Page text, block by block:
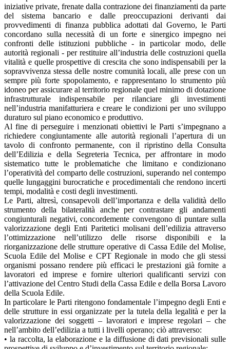
iniziative private, frenate dalla contrazione dei finanziamenti da parte
del sistema bancario e dalle preoccupazioni derivanti dai
provvedimenti di finanza pubblica adottati dal Governo, le Parti
concordano sulla necessità di un forte e sinergico impegno nei
confronti delle istituzioni pubbliche - in particolar modo, delle
autorità regionali - per restituire all’industria delle costruzioni quella
vitalità e quelle prospettive di crescita che sono indispensabili per la
sopravvivenza stessa delle nostre comunità locali, alle prese con un
sempre più forte spopolamento, e rappresentano lo strumento più
idoneo per assicurare al territorio regionale quel minimo di dotazione
infrastrutturale indispensabile per rilanciare gli investimenti
nell’industria manifatturiera e creare le condizioni per uno sviluppo
duraturo sul piano economico e produttivo.
Al fine di perseguire i menzionati obiettivi le Parti s’impegnano a
richiedere congiuntamente alle autorità regionali l’apertura di un
tavolo di confronto permanente, con il ripristino della Consulta
dell’Edilizia e della Segreteria Tecnica, per affrontare in modo
sistematico tutte le problematiche che limitano e condizionano
l’operatività del comparto delle costruzioni, superando nel contempo
quelle lungaggini burocratiche e procedimentali che rendono incerti
tempi, modalità e costi degli investimenti.
Le Parti, altresì, consapevoli dell’importanza e della validità dello
strumento della bilateralità anche per contrastare gli andamenti
congiunturali negativi, concordemente convengono di puntare sulla
valorizzazione degli Enti Paritetici molisani dell’edilizia attraverso
l’ottimizzazione nell’utilizzo delle risorse disponibili e la
riorganizzazione delle strutture operative di Cassa Edile del Molise,
Scuola Edile del Molise e CPT Regionale in modo che gli stessi
organismi possano rendere più efficaci le prestazioni già fornite a
lavoratori ed imprese e fornire ulteriori qualificanti servizi con
l’attivazione del Centro Studi della Cassa Edile e della Borsa Lavoro
della Scuola Edile.
In particolare le Parti ritengono fondamentale l’impegno degli Enti e
delle strutture in essi organizzate per la tutela della legalità e per la
valorizzazione dei soggetti – lavoratori e imprese regolari – che
nell’ambito dell’edilizia a tutti i livelli operano; ciò attraverso:
• la raccolta, la elaborazione e la diffusione di dati previsionali sulle